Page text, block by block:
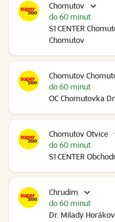
Chomutov
S1 CENTER
Chomutov
do 60 minut
Chomutov
OC Chomutovka
do 60 minut
Chomutov Otvice
S1 CENTER
do 60 minut
Chrudim
Dr. Milady
do 60 minut